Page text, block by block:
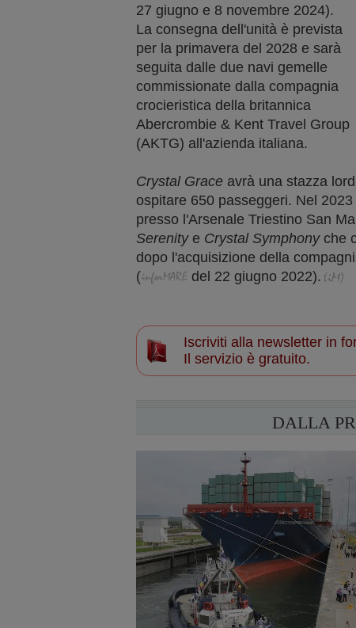
27 giugno e 8 novembre 2024).
La consegna dell'unità è prevista
per la primavera del 2028 e sarà
seguita dalle due navi gemelle
commissionate dalla compagnia
crocieristica della britannica
Abercrombie & Kent Travel Group
(AKTG) all'azienda italiana.
Crystal Grace avrà una stazza
ospitare 650 passeggeri. Nel
presso l'Arsenale Triestino San
Serenitye Crystal Symphonyche
dopo l'acquisizione della
(
del 22 giugno 2022).
Iscriviti alla newsletter in
Il servizio è gratuito.
DALLA